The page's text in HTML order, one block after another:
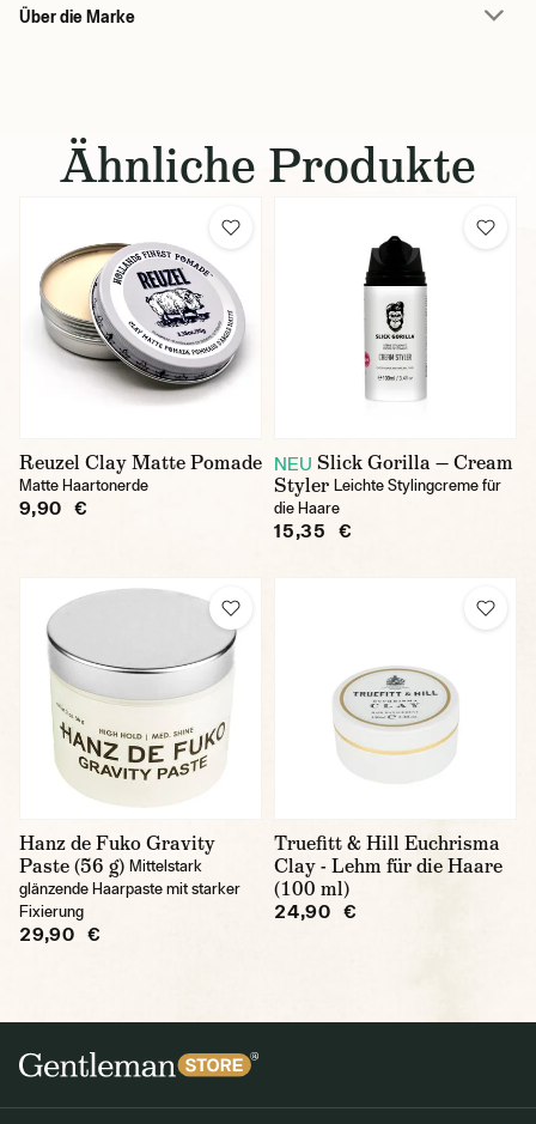
Über die Marke
Ähnliche Produkte
Reuzel Clay Matte Pomade
Matte Haartonerde
9,90 €
NEU Slick Gorilla — Cream
Styler Leichte Stylingcreme für
die Haare
15,35 €
Hanz de Fuko Gravity
Paste (56 g) Mittelstark
glänzende Haarpaste mit starker
Fixierung
29,90 €
Truefitt & Hill Euchrisma
Clay - Lehm für die Haare
(100 ml)
24,90 €